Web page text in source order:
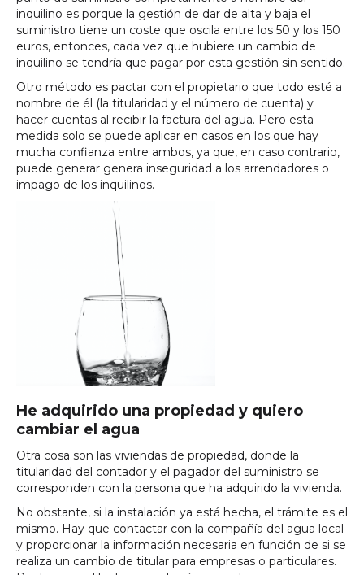
inquilino es porque la gestión de dar de alta y baja el
suministro tiene un coste que oscila entre los 50 y los 150
euros, entonces, cada vez que hubiere un cambio de
inquilino se tendría que pagar por esta gestión sin sentido.
Otro método es pactar con el propietario que todo esté a
nombre de él (la titularidad y el número de cuenta) y
hacer cuentas al recibir la factura del agua. Pero esta
medida solo se puede aplicar en casos en los que hay
mucha confianza entre ambos, ya que, en caso contrario,
puede generar genera inseguridad a los arrendadores o
impago de los inquilinos.
He adquirido una propiedad y quiero
cambiar el agua
Otra cosa son las viviendas de propiedad, donde la
titularidad del contador y el pagador del suministro se
corresponden con la persona que ha adquirido la vivienda.
No obstante, si la instalación ya está hecha, el trámite es el
mismo. Hay que contactar con la compañía del agua local
y proporcionar la información necesaria en función de si se
realiza un cambio de titular para empresas o particulares.